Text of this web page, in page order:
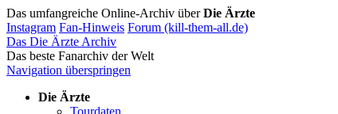
Das umfangreiche Online-Archiv überDie Ärzte
Instagram Fan-Hinweis Forum (kill-them-all.de)
Das Die Ärzte Archiv
Das beste Fanarchiv der Welt
Navigation überspringen
Die Ärzte
Tourdaten